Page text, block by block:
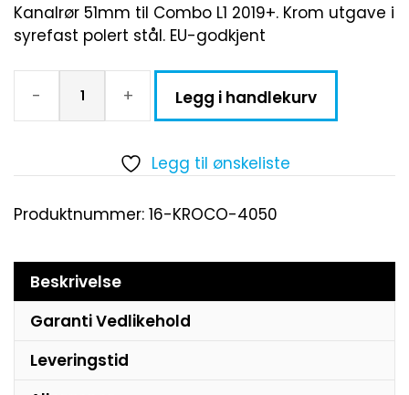
Kanalrør 51mm til Combo L1 2019+. Krom utgave i
syrefast polert stål. EU-godkjent
- + Legg i handlekurv
Legg til ønskeliste
Produktnummer: 16-KROCO-4050
Beskrivelse
Garanti Vedlikehold
Leveringstid